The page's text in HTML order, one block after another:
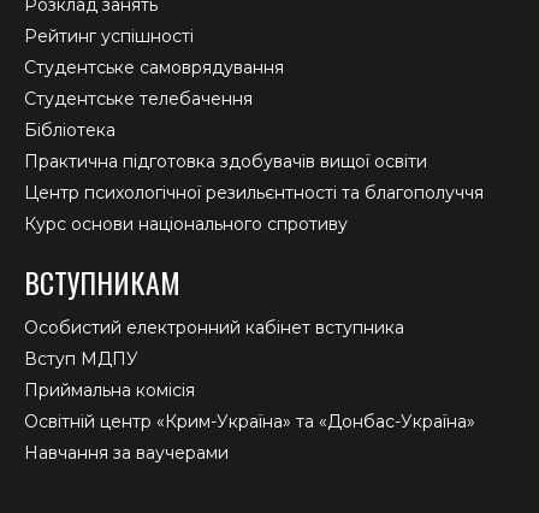
Рейтинг успішності
Студентське самоврядування
Студентське телебачення
Бібліотека
Практична підготовка здобувачів вищої освіти
Центр психологічної резильєнтності та благополуччя
Курс основи національного спротиву
ВСТУПНИКАМ
Особистий електронний кабінет вступника
Вступ МДПУ
Приймальна комісія
Освітній центр «Крим-Україна» та «Донбас-Україна»
Навчання за ваучерами